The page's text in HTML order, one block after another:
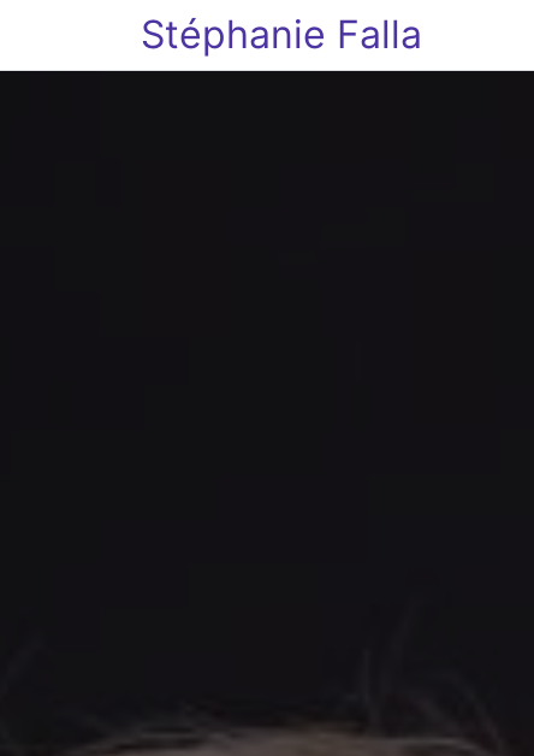
Stéphanie Falla